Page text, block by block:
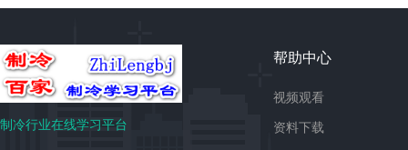
制冷行业在线学习平台
帮助中心
视频观看
资料下载